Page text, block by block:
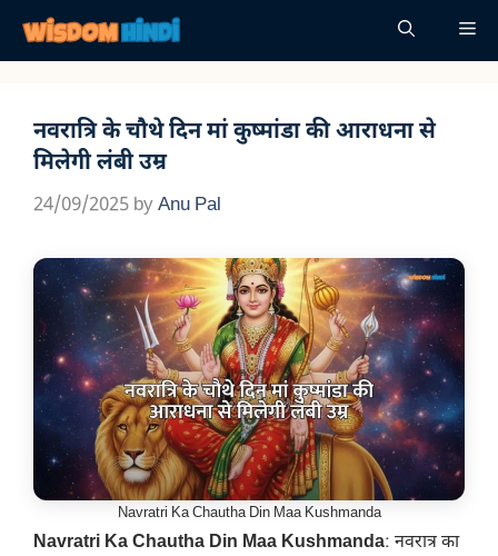
content
नवरात्रि के चौथे दिन मां कुष्मांडा की आराधना से
मिलेगी लंबी उम्र
24/09/2025 byAnu Pal
Navratri Ka Chautha Din Maa Kushmanda
Navratri Ka Chautha Din Maa Kushmanda: नवरात्र का